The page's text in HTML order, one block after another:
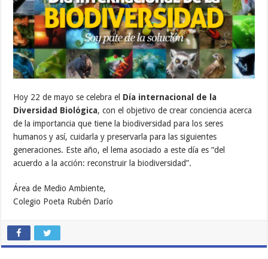
Hoy 22 de mayo se celebra el Día internacional de la
Diversidad Biológica, con el objetivo de crear conciencia acerca
de la importancia que tiene la biodiversidad para los seres
humanos y así, cuidarla y preservarla para las siguientes
generaciones. Este año, el lema asociado a este día es “del
acuerdo a la acción: reconstruir la biodiversidad”.
Área de Medio Ambiente,
Colegio Poeta Rubén Darío